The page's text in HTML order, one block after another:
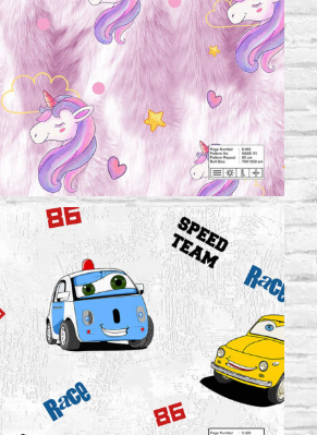
a Re-Seller
Gallery
Contact Us
English(English )
)